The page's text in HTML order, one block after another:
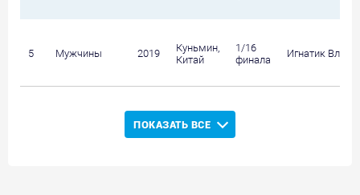
5 Мужчины 2019
Куньмин,
Китай
1/16
финала
Игнатик
ПОКАЗАТЬ ВСЕ